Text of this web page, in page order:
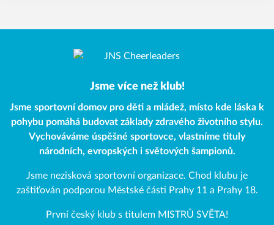
Jsme více než klub!
Jsme sportovní domov pro děti a mládež, místo kde láska k
pohybu pomáhá budovat základy zdravého životního stylu.
Vychováváme úspěšné sportovce, vlastníme tituly
národních, evropských i světových šampionů.
Jsme nezisková sportovní organizace. Chod klubu je
zaštiťován podporou Městské části Prahy 11 a Prahy 18.
První český klub s titulem MISTRŮ SVĚTA!